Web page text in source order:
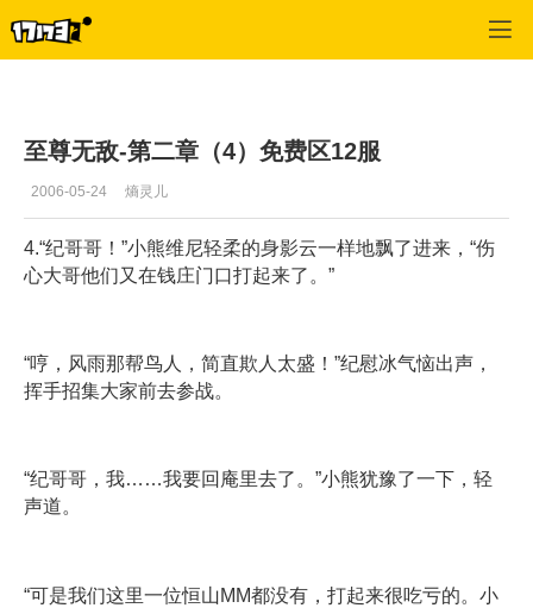
至尊无敌-第二章（4）免费区12服
2006-05-24 熵灵儿
4.“纪哥哥！”小熊维尼轻柔的身影云一样地飘了进来，“伤
心大哥他们又在钱庄门口打起来了。”
“哼，风雨那帮鸟人，简直欺人太盛！”纪慰冰气恼出声，
挥手招集大家前去参战。
“纪哥哥，我……我要回庵里去了。”小熊犹豫了一下，轻
声道。
“可是我们这里一位恒山MM都没有，打起来很吃亏的。小